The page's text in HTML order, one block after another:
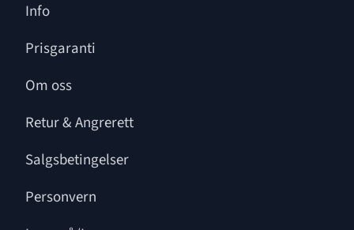
Info
Prisgaranti
Om oss
Retur & Angrerett
Salgsbetingelser
Personvern